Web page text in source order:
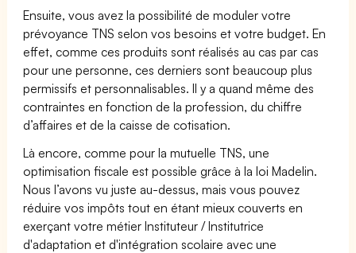
Ensuite, vous avez la possibilité de moduler votre
prévoyance TNS selon vos besoins et votre budget. En
effet, comme ces produits sont réalisés au cas par cas
pour une personne, ces derniers sont beaucoup plus
permissifs et personnalisables. Il y a quand même des
contraintes en fonction de la profession, du chiffre
d’affaires et de la caisse de cotisation.
Là encore, comme pour la mutuelle TNS, une
optimisation fiscale est possible grâce à la loi Madelin.
Nous l’avons vu juste au-dessus, mais vous pouvez
réduire vos impôts tout en étant mieux couverts en
exerçant votre métier Instituteur / Institutrice
d'adaptation et d'intégration scolaire avec une